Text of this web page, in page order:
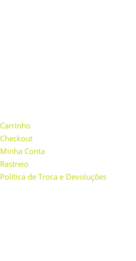
Carrinho
Checkout
Minha Conta
Rastreio
Política de Troca e Devoluções